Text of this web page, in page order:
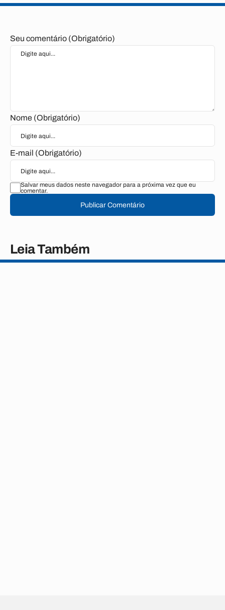
Seu comentário (Obrigatório)
Nome (Obrigatório)
E-mail (Obrigatório)
Salvar meus dados neste navegador para a próxima vez que eu
comentar.
Publicar Comentário
Leia Também